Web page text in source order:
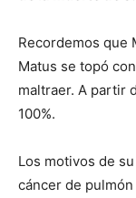
Recordemos que
Matus se topó
maltraer. A partir
100%.
Los motivos de
cáncer de